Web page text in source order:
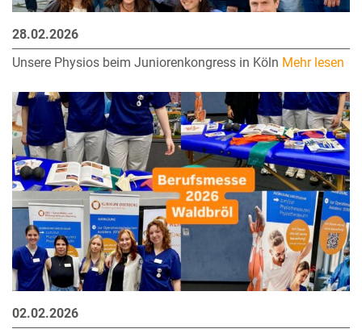
28.02.2026
Unsere Physios beim Juniorenkongress in Köln Mehr lesen
02.02.2026